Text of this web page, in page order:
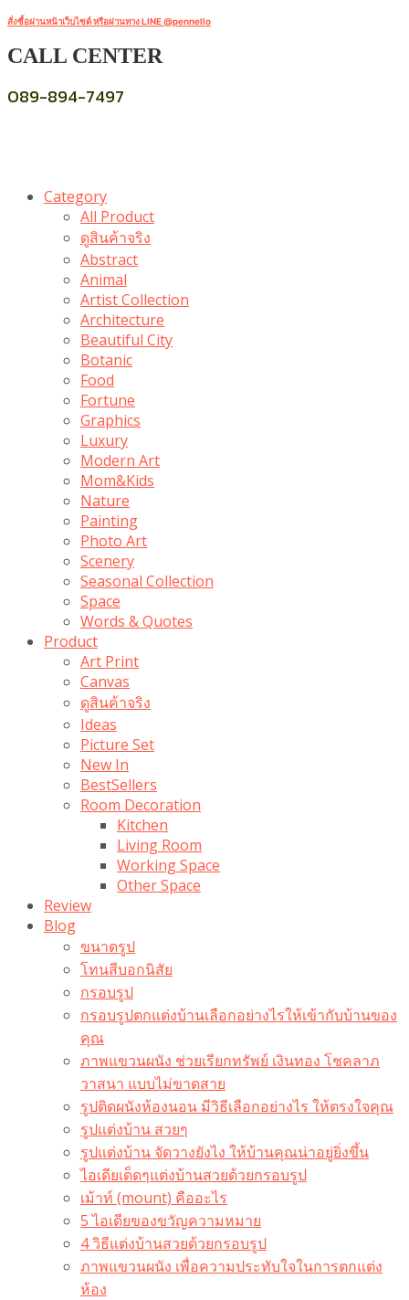
สั่งซื้อผ่านหน้าเว็บไซต์ หรือผ่านทาง LINE @pennello
CALL CENTER
089-894-7497
Category
All Product
ดูสินค้าจริง
Abstract
Animal
Artist Collection
Architecture
Beautiful City
Botanic
Food
Fortune
Graphics
Luxury
Modern Art
Mom&Kids
Nature
Painting
Photo Art
Scenery
Seasonal Collection
Space
Words & Quotes
Product
Art Print
Canvas
ดูสินค้าจริง
Ideas
Picture Set
New In
BestSellers
Room Decoration
Kitchen
Living Room
Working Space
Other Space
Review
Blog
ขนาดรูป
โทนสีบอกนิสัย
กรอบรูป
กรอบรูปตกแต่งบ้านเลือกอย่างไรให้เข้ากับบ้านของ
คุณ
ภาพแขวนผนัง ช่วยเรียกทรัพย์ เงินทอง โชคลาภ
วาสนา แบบไม่ขาดสาย
รูปติดผนังห้องนอน มีวิธีเลือกอย่างไร ให้ตรงใจคุณ
รูปแต่งบ้าน สวยๆ
รูปแต่งบ้าน จัดวางยังไง ให้บ้านคุณน่าอยู่ยิ่งขึ้น
ไอเดียเด็ดๆแต่งบ้านสวยด้วยกรอบรูป
เม้าท์ (mount) คืออะไร​
5 ไอเดียของขวัญความหมาย
4 วิธีแต่งบ้านสวยด้วยกรอบรูป
ภาพแขวนผนัง เพื่อความประทับใจในการตกแต่ง
ห้อง